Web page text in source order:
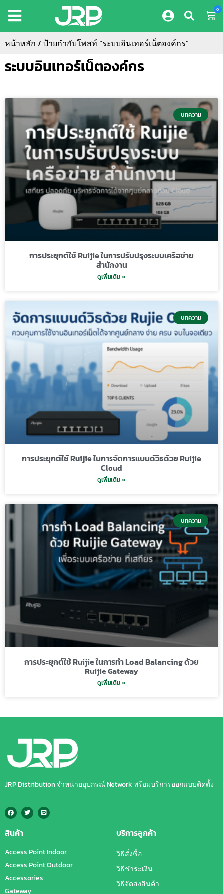
0
หน้าหลัก / ป้ายกำกับโพสท์ “ระบบอินเทอร์เน็ตองค์กร”
ระบบอินเทอร์เน็ตองค์กร
บทความ
การประยุกต์ใช้ Ruijie ในการปรับปรุงระบบเครือข่าย
สำนักงาน
ดูเพิ่มเติม »
บทความ
การประยุกต์ใช้ Ruijie ในการจัดการแบนด์วิธด้วย Ruijie
Cloud
ดูเพิ่มเติม »
บทความ
การประยุกต์ใช้ Ruijie ในการทำ Load Balancing ด้วย
Ruijie Gateway
ดูเพิ่มเติม »
JRP Distribution จำหน่ายอุปกรณ์ Network พร้อมบริการออกแบบติดตั้ง
สินค้า
Access Point Indoor
Access Point Outdoor
Accessories
Gateway
บริการลูกค้า
วิธีสั่งซื้อ
วิธีชำระเงิน
วิธีจัดส่งสินค้า